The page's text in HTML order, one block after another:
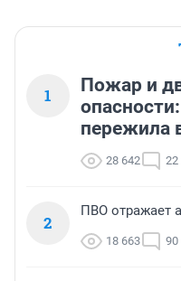
1
Пожар и
пережила
28 642 22
2
ПВО отражает
18 663 90